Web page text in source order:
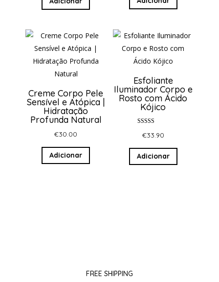
Creme Corpo Pele
Sensível e Atópica |
Hidratação
Profunda Natural
€30.00
Adicionar
Esfoliante
Iluminador Corpo e
Rosto com Ácido
Kójico
5.00
€33.90
Adicionar
FREE SHIPPING